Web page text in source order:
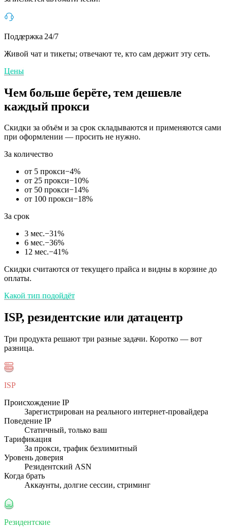
Поддержка 24/7
Живой чат и тикеты; отвечают те, кто сам держит эту сеть.
Цены
Чем больше берёте, тем дешевле
каждый прокси
Скидки за объём и за срок складываются и применяются сами
при оформлении — просить не нужно.
За количество
от 5 прокси−4%
от 25 прокси−10%
от 50 прокси−14%
от 100 прокси−18%
За срок
3 мес.−31%
6 мес.−36%
12 мес.−41%
Скидки считаются от текущего прайса и видны в корзине до
оплаты.
Какой тип подойдёт
ISP, резидентские или датацентр
Три продукта решают три разные задачи. Коротко — вот
разница.
ISP
Происхождение IP
Зарегистрирован на реального интернет-провайдера
Поведение IP
Статичный, только ваш
Тарификация
За прокси, трафик безлимитный
Уровень доверия
Резидентский ASN
Когда брать
Аккаунты, долгие сессии, стриминг
Резидентские